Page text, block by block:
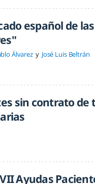
español de las
Álvarez
José Luis Beltrán
sin contrato de
Ayudas